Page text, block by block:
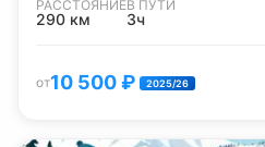
РАССТОЯНИЕ
290 км
В ПУТИ
3ч
от10 500₽ 2025/26